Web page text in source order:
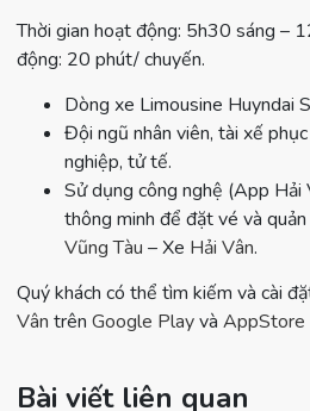
Thời gian hoạt động: 5h30 sáng –
động: 20 phút/ chuyến.
Dòng xe Limousine Huyndai
Đội ngũ nhân viên, tài xế
nghiệp, tử tế.
Sử dụng công nghệ (App Hải
thông minh để đặt vé và
Vũng Tàu – Xe Hải Vân.
Quý khách có thể tìm kiếm và cài
Vân trên Google Playvà AppStore
Bài viết liên quan